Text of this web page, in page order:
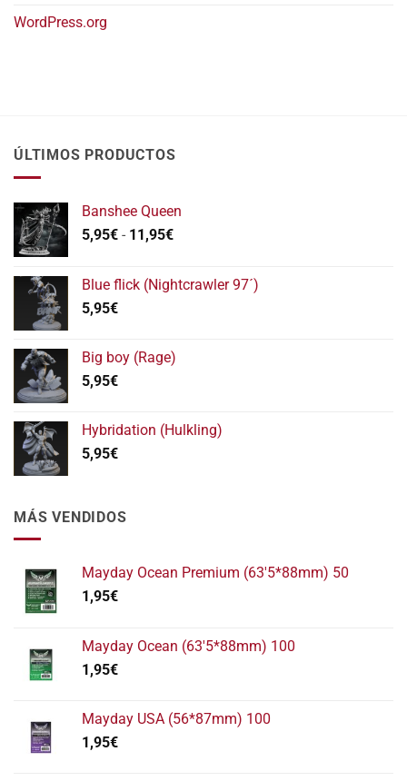
WordPress.org
ÚLTIMOS PRODUCTOS
Banshee Queen
5,95€ - 11,95€Rango
desde
11,95€
Blue flick (Nightcrawler 97´)
5,95€
Big boy (Rage)
5,95€
Hybridation (Hulkling)
5,95€
MÁS VENDIDOS
Mayday Ocean Premium (63'5*88mm) 50
1,95€
Mayday Ocean (63'5*88mm) 100
1,95€
Mayday USA (56*87mm) 100
1,95€